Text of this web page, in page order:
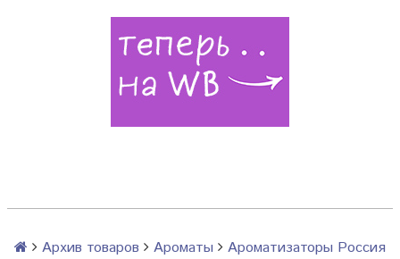
Архив товаров Ароматы Ароматизаторы Россия